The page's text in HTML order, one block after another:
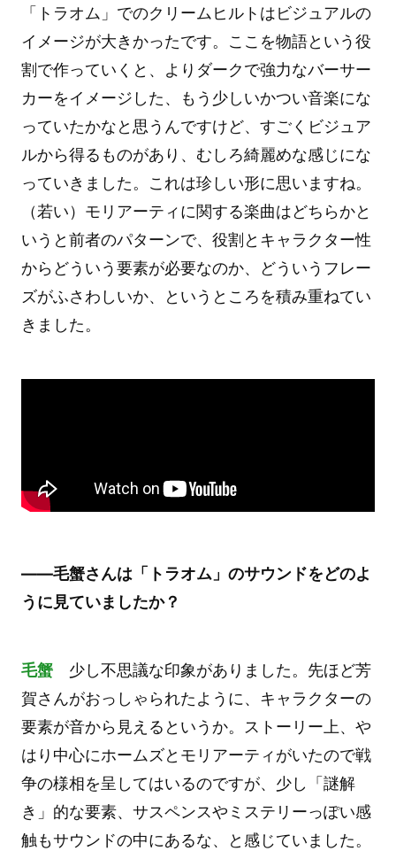
「トラオム」でのクリームヒルトはビジュアルの
イメージが大きかったです。ここを物語という役
割で作っていくと、よりダークで強力なバーサー
カーをイメージした、もう少しいかつい音楽にな
っていたかなと思うんですけど、すごくビジュア
ルから得るものがあり、むしろ綺麗めな感じにな
っていきました。これは珍しい形に思いますね。
（若い）モリアーティに関する楽曲はどちらかと
いうと前者のパターンで、役割とキャラクター性
からどういう要素が必要なのか、どういうフレー
ズがふさわしいか、というところを積み重ねてい
きました。
――毛蟹さんは「トラオム」のサウンドをどのよ
うに見ていましたか？
毛蟹少し不思議な印象がありました。先ほど芳
賀さんがおっしゃられたように、キャラクターの
要素が音から見えるというか。ストーリー上、や
はり中心にホームズとモリアーティがいたので戦
争の様相を呈してはいるのですが、少し「謎解
き」的な要素、サスペンスやミステリーっぽい感
触もサウンドの中にあるな、と感じていました。